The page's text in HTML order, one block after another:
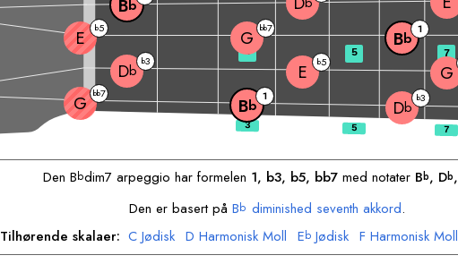
G bb7
Bb 1
Db
b3
Db
b3 E b5 G
E
b5 G bb7 Bb 1
Bb
3 5 7
Den Bbdim7 arpeggio har formelen 1, b3, b5, bb7 med notater Bb, Db,
Den er basert påBb diminished seventh akkord.
Tilhørende skalaer: C Jødisk D Harmonisk Moll Eb Jødisk F Harmonisk Moll
Ab Harmonisk Moll A Jødisk B Harmonisk Moll